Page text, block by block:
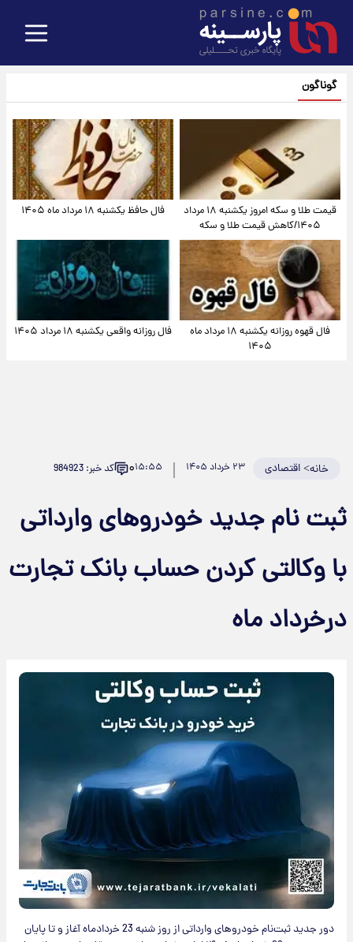
گوناگون
قیمت طلا و سکه امروز یکشنبه ۱۸ مرداد
۱۴۰۵/کاهش قیمت طلا و سکه
فال حافظ یکشنبه ۱۸ مرداد ماه ۱۴۰۵
فال قهوه روزانه یکشنبه ۱۸ مرداد ماه
۱۴۰۵
فال روزانه واقعی یکشنبه ۱۸ مرداد ۱۴۰۵
خانه>اقتصادی ۲۳ خرداد ۱۴۰۵ ۱۵:۵۵۰ کد خبر: 984923
ثبت نام جدید خودروهای وارداتی
با وکالتی کردن حساب بانک تجارت
درخرداد ماه
دور جدید ثبت‌نام خودروهای وارداتی از روز شنبه 23 خردادماه آغاز و تا پایان